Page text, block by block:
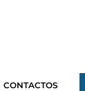
CONTACTOS